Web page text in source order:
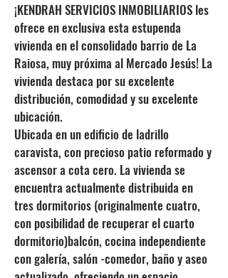
¡KENDRAH SERVICIOS INMOBILIARIOS les
ofrece en exclusiva esta estupenda
vivienda en el consolidado barrio de La
Raiosa, muy próxima al Mercado Jesús! La
vivienda destaca por su excelente
distribución, comodidad y su excelente
ubicación.
Ubicada en un edificio de ladrillo
caravista, con precioso patio reformado y
ascensor a cota cero. La vivienda se
encuentra actualmente distribuida en
tres dormitorios (originalmente cuatro,
con posibilidad de recuperar el cuarto
dormitorio)balcón, cocina independiente
con galería, salón -comedor, baño y aseo